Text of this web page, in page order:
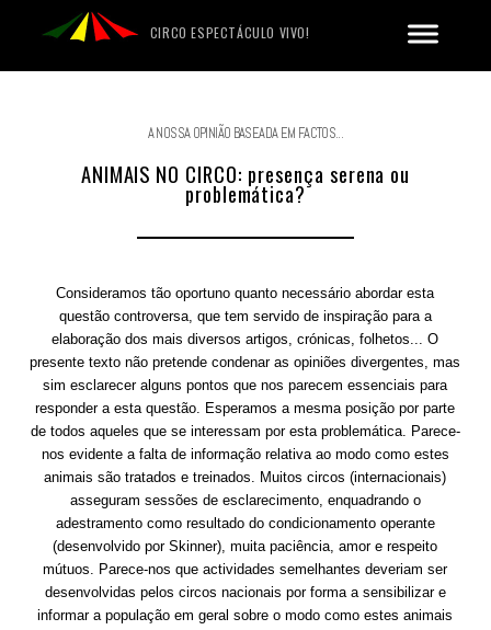
CIRCO ESPECTÁCULO VIVO!
A NOSSA OPINIÃO BASEADA EM FACTOS...
ANIMAIS NO CIRCO: presença serena ou
problemática?
Consideramos tão oportuno quanto necessário abordar esta
questão controversa, que tem servido de inspiração para a
elaboração dos mais diversos artigos, crónicas, folhetos... O
presente texto não pretende condenar as opiniões divergentes, mas
sim esclarecer alguns pontos que nos parecem essenciais para
responder a esta questão. Esperamos a mesma posição por parte
de todos aqueles que se interessam por esta problemática. Parece-
nos evidente a falta de informação relativa ao modo como estes
animais são tratados e treinados. Muitos circos (internacionais)
asseguram sessões de esclarecimento, enquadrando o
adestramento como resultado do condicionamento operante
(desenvolvido por Skinner), muita paciência, amor e respeito
mútuos. Parece-nos que actividades semelhantes deveriam ser
desenvolvidas pelos circos nacionais por forma a sensibilizar e
informar a população em geral sobre o modo como estes animais